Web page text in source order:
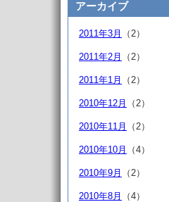
アーカイブ
2011年3月 （2）
2011年2月 （2）
2011年1月 （2）
2010年12月 （2）
2010年11月 （2）
2010年10月 （4）
2010年9月 （2）
2010年8月 （4）